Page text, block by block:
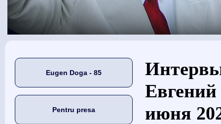
Eugen Doga - 85
Pentru presa
Eşti aici
июня